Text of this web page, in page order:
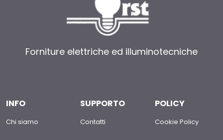
Forniture elettriche ed illuminotecniche
INFO
Chi siamo
SUPPORTO
Contatti
POLICY
Cookie Policy